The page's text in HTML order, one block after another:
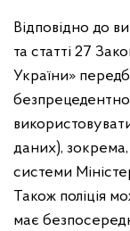
Відповідно до
та статті 27
України»
даних),
системи
Також поліція
має